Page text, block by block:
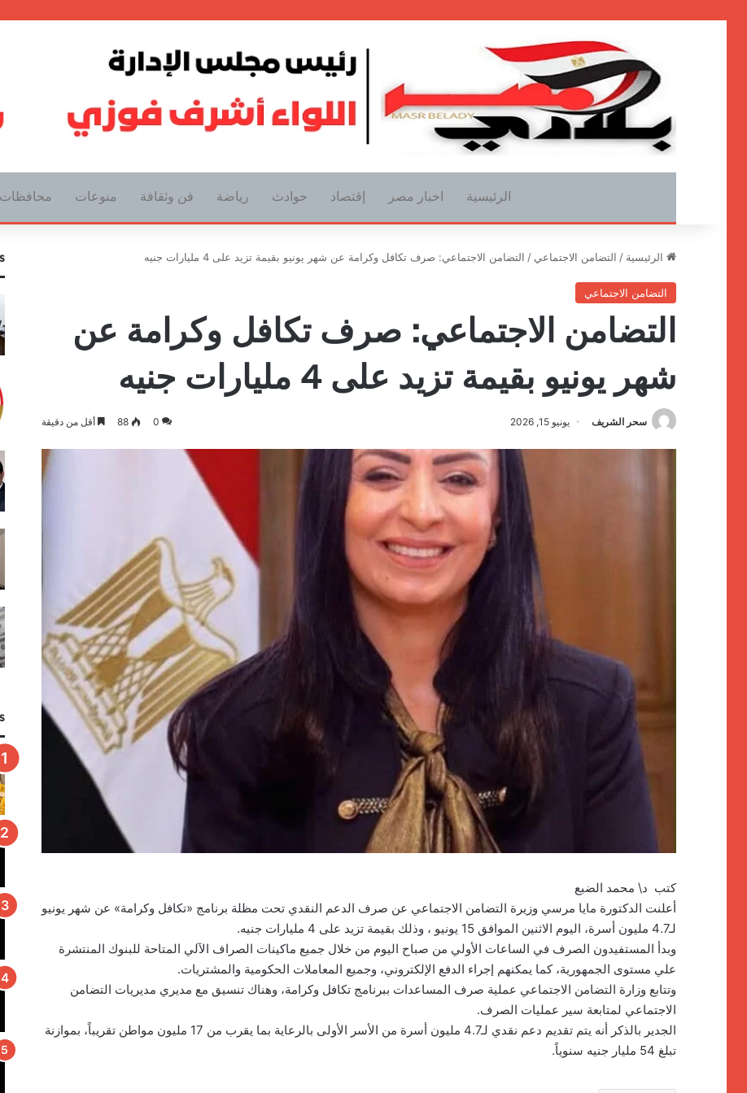
الرئيسية اخبار مصر إقتصاد حوادث رياضة فن وثقافة منوعات محافظات
الرئيسية / التضامن الاجتماعي / التضامن الاجتماعي: صرف تكافل وكرامة عن شهر يونيو بقيمة تزيد على 4 مليارات جنيه
التضامن الاجتماعي
التضامن الاجتماعي: صرف تكافل وكرامة عن
شهر يونيو بقيمة تزيد على 4 مليارات جنيه
سحر الشريف يونيو 15, 2026 0
88 أقل من دقيقة
كتب د\ محمد الضبع
أعلنت الدكتورة مايا مرسي وزيرة التضامن الاجتماعي عن صرف الدعم النقدي تحت مظلة برنامج «تكافل وكرامة» عن شهر يونيو
لـ4.7 مليون أسرة، اليوم الاثنين الموافق 15 يونيو ، وذلك بقيمة تزيد على 4 مليارات جنيه.
وبدأ المستفيدون الصرف في الساعات الأولي من صباح اليوم من خلال جميع ماكينات الصراف الآلي المتاحة للبنوك المنتشرة
علي مستوى الجمهورية، كما يمكنهم إجراء الدفع الإلكتروني، وجميع المعاملات الحكومية والمشتريات.
وتتابع وزارة التضامن الاجتماعي عملية صرف المساعدات ببرنامج تكافل وكرامة، وهناك تنسيق مع مديري مديريات التضامن
الاجتماعي لمتابعة سير عمليات الصرف.
الجدير بالذكر أنه يتم تقديم دعم نقدي لـ4.7 مليون أسرة من الأسر الأولى بالرعاية بما يقرب من 17 مليون مواطن تقريباً، بموازنة
تبلغ 54 مليار جنيه سنوياً.